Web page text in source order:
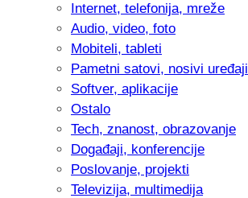
Internet, telefonija, mreže
Audio, video, foto
Mobiteli, tableti
Pametni satovi, nosivi uređaji
Softver, aplikacije
Ostalo
Tech, znanost, obrazovanje
Događaji, konferencije
Poslovanje, projekti
Televizija, multimedija